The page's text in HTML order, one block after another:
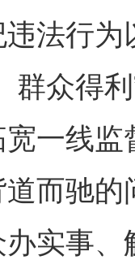
法行
群众得
一线
而驰
实事、